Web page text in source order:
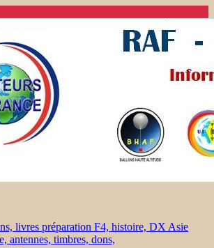
livres préparation F4, histoire, DX Asie
antennes, timbres, dons,